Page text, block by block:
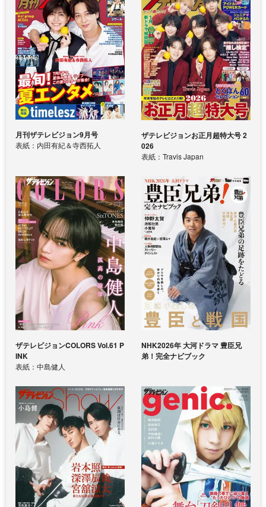
月刊ザテレビジョン9月号
表紙：内田有紀＆寺西拓人
ザテレビジョンお正月超特大号 2
026
表紙：Travis Japan
ザテレビジョンCOLORS Vol.61 P
INK
表紙：中島健人
NHK2026年 大河ドラマ 豊臣兄
弟！完全ナビブック